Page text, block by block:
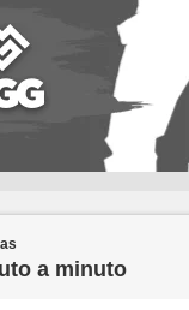
a minuto